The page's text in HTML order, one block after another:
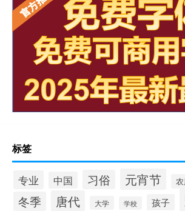
标签
专业 中国 习俗 元宵节
冬季 唐代 大学 学校 孩子